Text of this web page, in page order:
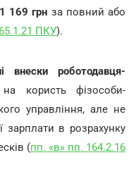
169 грн за повний або
ПКУ).
внески роботодавця-
користь фізособи-
управління, але не
зарплати в розрахунку
(пп. «в» пп. 164.2.16